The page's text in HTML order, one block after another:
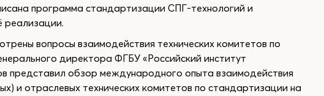
программа стандартизации СПГ-технологий и
реализации.
вопросы взаимодействия технических комитетов по
директора ФГБУ «Российский институт
представил обзор международного опыта взаимодействия
и отраслевых технических комитетов по стандартизации на